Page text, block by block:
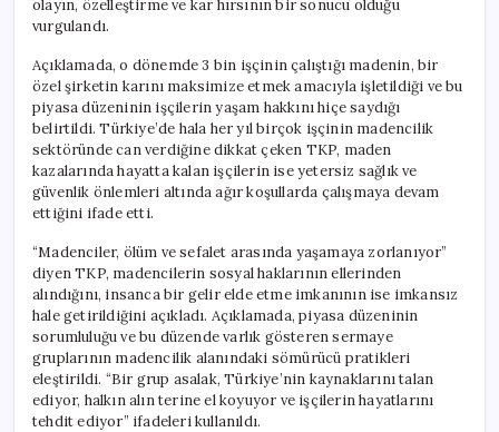
olayın, özelleştirme ve kar hırsının bir sonucu olduğu
vurgulandı.
Açıklamada, o dönemde 3 bin işçinin çalıştığı madenin, bir
özel şirketin karını maksimize etmek amacıyla işletildiği ve bu
piyasa düzeninin işçilerin yaşam hakkını hiçe saydığı
belirtildi. Türkiye’de hala her yıl birçok işçinin madencilik
sektöründe can verdiğine dikkat çeken TKP, maden
kazalarında hayatta kalan işçilerin ise yetersiz sağlık ve
güvenlik önlemleri altında ağır koşullarda çalışmaya devam
ettiğini ifade etti.
“Madenciler, ölüm ve sefalet arasında yaşamaya zorlanıyor”
diyen TKP, madencilerin sosyal haklarının ellerinden
alındığını, insanca bir gelir elde etme imkanının ise imkansız
hale getirildiğini açıkladı. Açıklamada, piyasa düzeninin
sorumluluğu ve bu düzende varlık gösteren sermaye
gruplarının madencilik alanındaki sömürücü pratikleri
eleştirildi. “Bir grup asalak, Türkiye’nin kaynaklarını talan
ediyor, halkın alın terine el koyuyor ve işçilerin hayatlarını
tehdit ediyor” ifadeleri kullanıldı.